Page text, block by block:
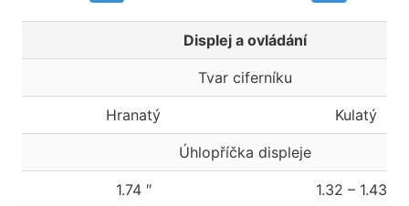
Displej a ovládání
Tvar ciferníku
Hranatý Kulatý
Úhlopříčka displeje
1.74 ″ 1.32 – 1.43 ″